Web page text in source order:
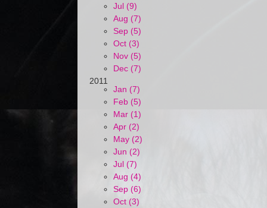
Jul (9)
Aug (7)
Sep (5)
Oct (3)
Nov (5)
Dec (7)
2011
Jan (7)
Feb (5)
Mar (1)
Apr (2)
May (2)
Jun (2)
Jul (7)
Aug (4)
Sep (6)
Oct (3)